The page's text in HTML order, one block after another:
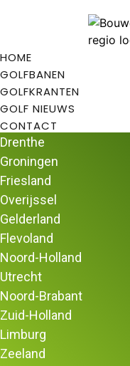
HOME
GOLFBANEN
GOLFKRANTEN
GOLF NIEUWS
CONTACT
Drenthe
Groningen
Friesland
Overijssel
Gelderland
Flevoland
Noord-Holland
Utrecht
Noord-Brabant
Zuid-Holland
Limburg
Zeeland
Home/Golfbanen
Heidemeer
Golfclub Heidemeer
Golfclub Heidemeer
Friesland.
Golfclub Heidemeer
Kom golfen in Friesland
De golfbaan is
vlakbij ijsstadion Thialf